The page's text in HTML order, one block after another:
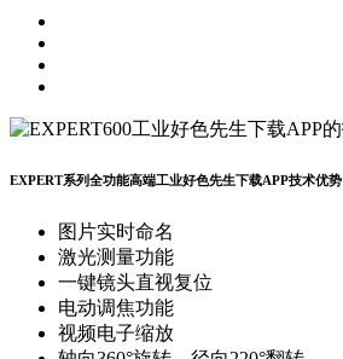
EXPERT系列全功能高端工业好色先生下载APP技术优势
图片实时命名
激光测量功能
一键镜头直视复位
电动调焦功能
视频电子缩放